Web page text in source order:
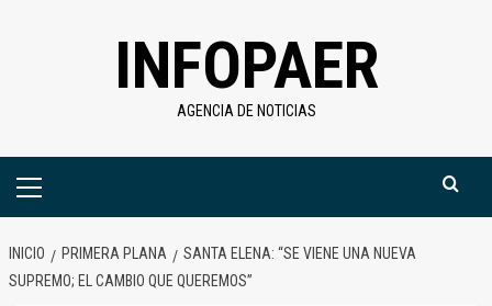
INFOPAER
AGENCIA DE NOTICIAS
Menú
INICIO PRIMERA PLANA
SANTA ELENA: “SE VIENE UNA NUEVA
SUPREMO; EL CAMBIO QUE QUEREMOS”